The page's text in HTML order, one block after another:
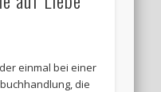
einmal bei einer
die